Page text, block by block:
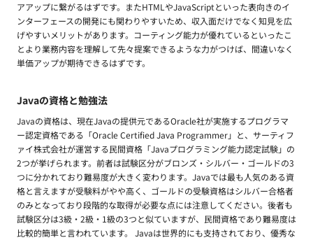
アアップに繋がるはずです。またHTMLやJavaScriptといった表向きのイ
ンターフェースの開発にも関わりやすいため、収入面だけでなく知見を広
げやすいメリットがあります。コーティング能力が優れているといったこ
とより業務内容を理解して先々提案できるような力がつけば、間違いなく
単価アップが期待できるはずです。
Javaの資格と勉強法
Javaの資格は、現在Javaの提供元であるOracle社が実施するプログラマ
ー認定資格である「Oracle Certified Java Programmer」と、サーティフ
ァイ株式会社が運営する民間資格「Javaプログラミング能力認定試験」の
2つが挙げられます。前者は試験区分がブロンズ・シルバー・ゴールドの3
つに分かれており難易度が大きく変わります。Javaでは最も人気のある資
格と言えますが受験料がやや高く、ゴールドの受験資格はシルバー合格者
のみとなっており段階的な取得が必要な点には注意してください。後者も
試験区分は3級・2級・1級の3つと似ていますが、民間資格であり難易度は
比較的簡単と言われています。 Javaは世界的にも支持されており、優秀な